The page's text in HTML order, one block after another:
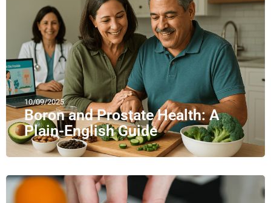
10/09/2025
Boron and Prostate Health: A
Plain-English Guide